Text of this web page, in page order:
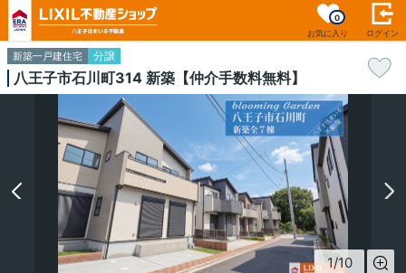
お気に入り
0
ログイン
新築一戸建住宅 分譲
八王子市石川町314 新築【仲介手数料無料】
1/10